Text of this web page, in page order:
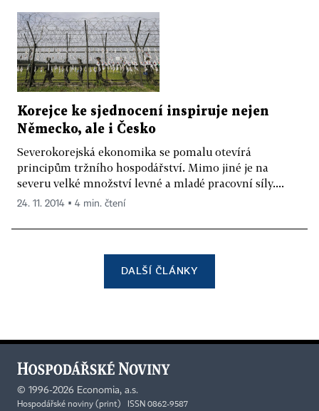
Korejce ke sjednocení inspiruje nejen
Německo, ale i Česko
Severokorejská ekonomika se pomalu otevírá
principům tržního hospodářství. Mimo jiné je na
severu velké množství levné a mladé pracovní síly....
24. 11. 2014 ▪ 4 min. čtení
DALŠÍ ČLÁNKY
© 1996-2026 Economia, a.s.
Hospodářské noviny (print) ISSN 0862-9587